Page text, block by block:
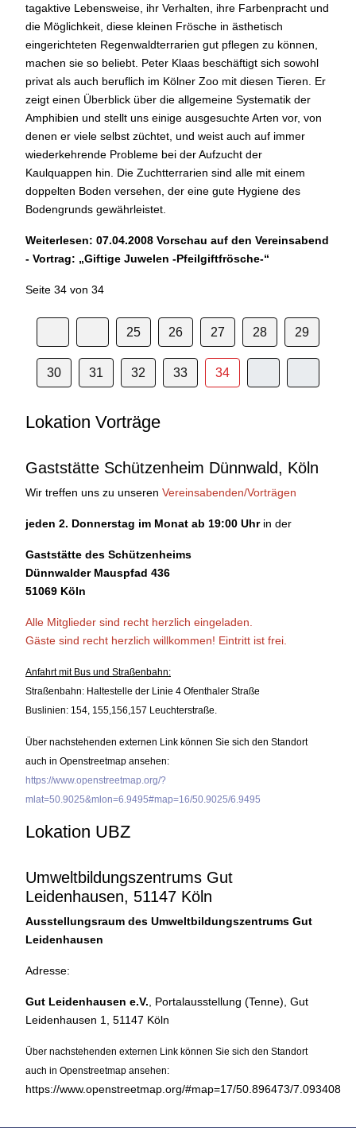
tagaktive Lebensweise, ihr Verhalten, ihre Farbenpracht und
die Möglichkeit, diese kleinen Frösche in ästhetisch
eingerichteten Regenwaldterrarien gut pflegen zu können,
machen sie so beliebt. Peter Klaas beschäftigt sich sowohl
privat als auch beruflich im Kölner Zoo mit diesen Tieren. Er
zeigt einen Überblick über die allgemeine Systematik der
Amphibien und stellt uns einige ausgesuchte Arten vor, von
denen er viele selbst züchtet, und weist auch auf immer
wiederkehrende Probleme bei der Aufzucht der
Kaulquappen hin. Die Zuchtterrarien sind alle mit einem
doppelten Boden versehen, der eine gute Hygiene des
Bodengrunds gewährleistet.
Weiterlesen: 07.04.2008 Vorschau auf den Vereinsabend
- Vortrag: „Giftige Juwelen -Pfeilgiftfrösche-“
Seite 34 von 34
25 26 27 28 29
30 31 32 33 34
Lokation Vorträge
Gaststätte Schützenheim Dünnwald, Köln
Wir treffen uns zu unseren Vereinsabenden/Vorträgen
jeden 2. Donnerstag im Monat ab 19:00 Uhr in der
Gaststätte des Schützenheims
Dünnwalder Mauspfad 436
51069 Köln
Alle Mitglieder sind recht herzlich eingeladen.
Gäste sind recht herzlich willkommen! Eintritt ist frei.
Anfahrt mit Bus und Straßenbahn:
Straßenbahn: Haltestelle der Linie 4 Ofenthaler Straße
Buslinien: 154, 155,156,157 Leuchterstraße.
Über nachstehenden externen Link können Sie sich den Standort
auch in Openstreetmap ansehen:
https://www.openstreetmap.org/?
mlat=50.9025&mlon=6.9495#map=16/50.9025/6.9495
Lokation UBZ
Umweltbildungszentrums Gut
Leidenhausen, 51147 Köln
Ausstellungsraum des Umweltbildungszentrums Gut
Leidenhausen
Adresse:
Gut Leidenhausen e.V. , Portalausstellung (Tenne), Gut
Leidenhausen 1, 51147 Köln
Über nachstehenden externen Link können Sie sich den Standort
auch in Openstreetmap ansehen:
https://www.openstreetmap.org/#map=17/50.896473/7.093408